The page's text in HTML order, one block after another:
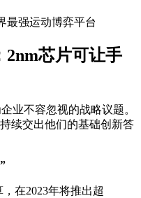
最强运动博弈平台
芯片可让手
业不容忽视的战略议题。
续交出他们的基础创新答
在2023年将推出超